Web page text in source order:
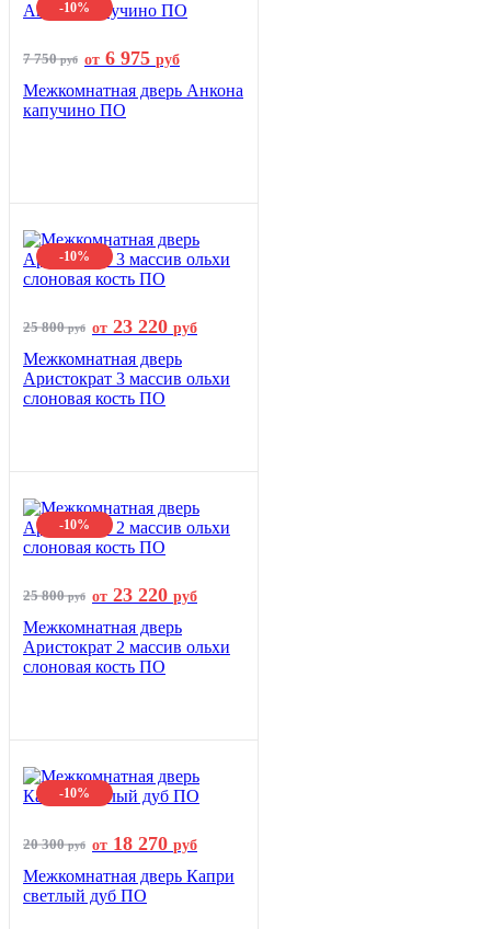
-10%
7 750руб от 6 975 руб
Межкомнатная дверь Анкона
капучино ПО
-10%
25 800руб от 23 220 руб
Межкомнатная дверь
Аристократ 3 массив ольхи
слоновая кость ПО
-10%
25 800руб от 23 220 руб
Межкомнатная дверь
Аристократ 2 массив ольхи
слоновая кость ПО
-10%
20 300руб от 18 270 руб
Межкомнатная дверь Капри
светлый дуб ПО